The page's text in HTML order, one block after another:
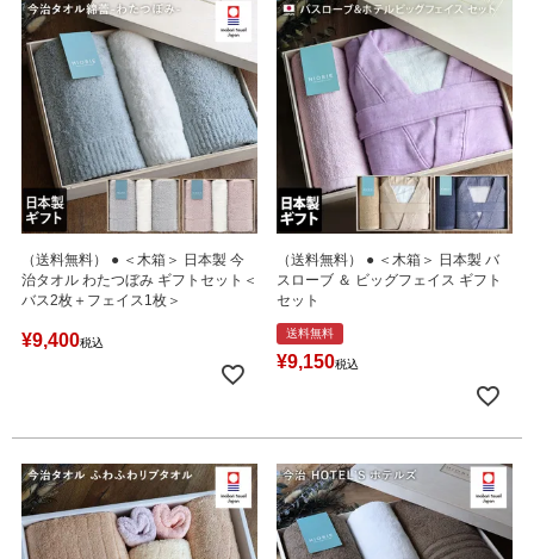
（送料無料） ● ＜木箱＞ 日本製 今
治タオル わたつぼみ ギフトセット＜
バス2枚＋フェイス1枚＞
¥9,400税込
（送料無料） ● ＜木箱＞ 日本製 バ
スローブ ＆ ビッグフェイス ギフト
セット
送料無料
¥9,150税込